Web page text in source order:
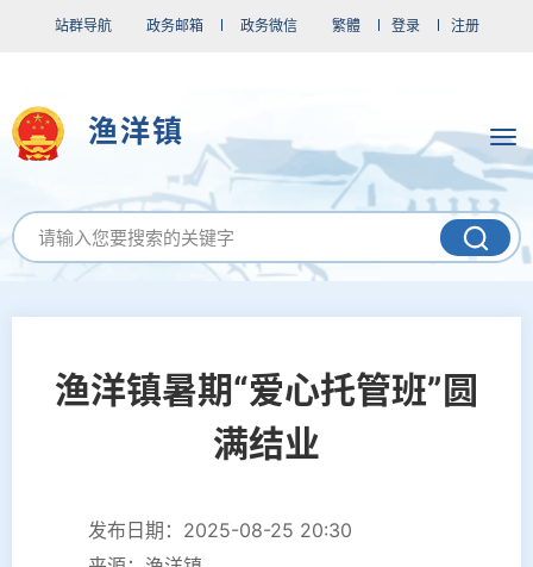
站群导航 政务邮箱 政务微信 繁體 登录 注册
渔洋镇
渔洋镇暑期“爱心托管班”圆
满结业
发布日期：2025-08-25 20:30